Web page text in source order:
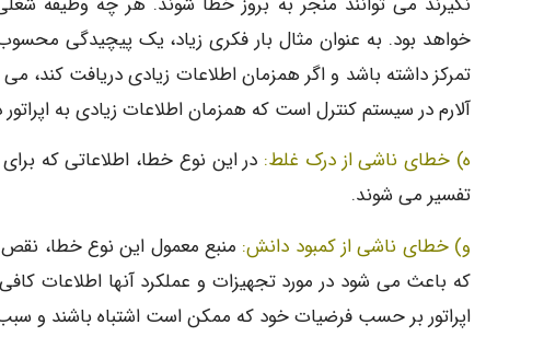
خواهد بود. به عنوان مثال بار فکری زیاد، یک پیچیدگی
تمرکز داشته باشد و اگر همزمان اطلاعات زیادی دریافت کند،
آلارم در سیستم کنترل است که همزمان اطلاعات زیادی به
ه) خطای ناشی از درک غلط: در این نوع خطا، اطلاعاتی که
تفسیر می شوند.
و) خطای ناشی از کمبود دانش: منبع معمول این نوع خطا،
که باعث می شود در مورد تجهیزات و عملکرد آنها اطلاعات
اپراتور بر حسب فرضیات خود که ممکن است اشتباه باشند و